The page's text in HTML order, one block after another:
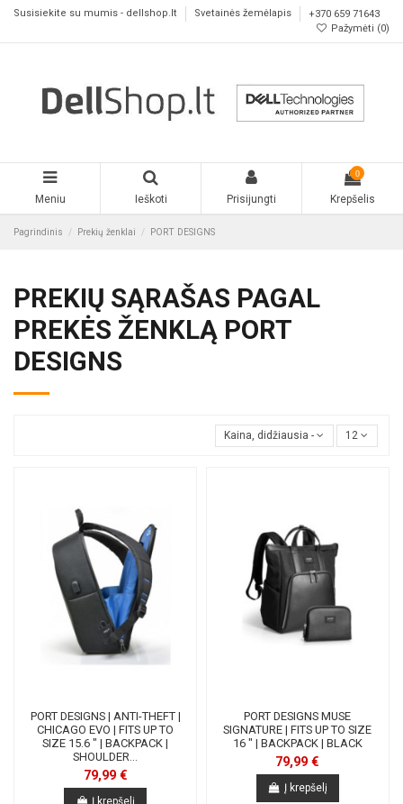
Susisiekite su mumis - dellshop.lt Svetainės žemėlapis
+370 659 71643
Pažymėti (0)
Meniu Ieškoti Prisijungti
0
Krepšelis
Pagrindinis Prekių ženklai PORT DESIGNS
PREKIŲ SĄRAŠAS PAGAL
PREKĖS ŽENKLĄ PORT
DESIGNS
Kaina, didžiausia - mažiausia
12
PORT DESIGNS | ANTI-THEFT |
CHICAGO EVO | FITS UP TO
SIZE 15.6 " | BACKPACK |
SHOULDER...
79,99 €
Į krepšelį
PORT DESIGNS MUSE
SIGNATURE | FITS UP TO SIZE
16 " | BACKPACK | BLACK
79,99 €
Į krepšelį